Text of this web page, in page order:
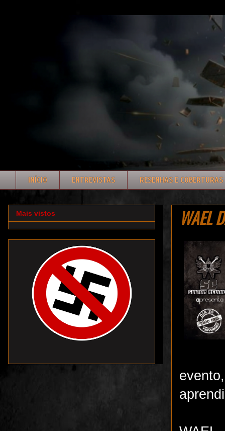
INÍCIO ENTREVISTAS RESENHAS E COBERTURAS
WAEL
Mais vistos